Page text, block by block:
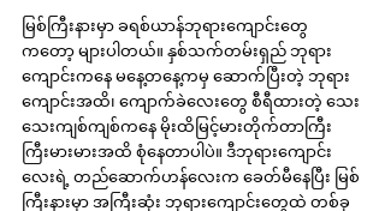
မြစ်ကြီးနားမှာ ခရစ်ယာန်ဘုရားကျောင်းတွေ
ကတော့ များပါတယ်။ နှစ်သက်တမ်းရှည် ဘုရား
ကျောင်းကနေ မနေ့တနေ့ကမှ ဆောက်ပြီးတဲ့ ဘုရား
ကျောင်းအထိ၊ ကျောက်ခဲလေးတွေ စီရီထားတဲ့ သေး
သေးကျစ်ကျစ်ကနေ မိုးထိမြင့်မားတိုက်တာကြီး
ကြီးမားမားအထိ စုံနေတာပါပဲ။ ဒီဘုရားကျောင်း
လေးရဲ့ တည်ဆောက်ဟန်လေးက ခေတ်မီနေပြီး မြစ်
ကြီးနားမှာ အကြီးဆုံး ဘုရားကျောင်းတွေထဲ တစ်ခု